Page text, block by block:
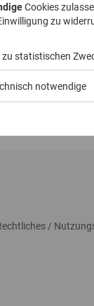
/
Cookies
zu
statistischen
notwendige